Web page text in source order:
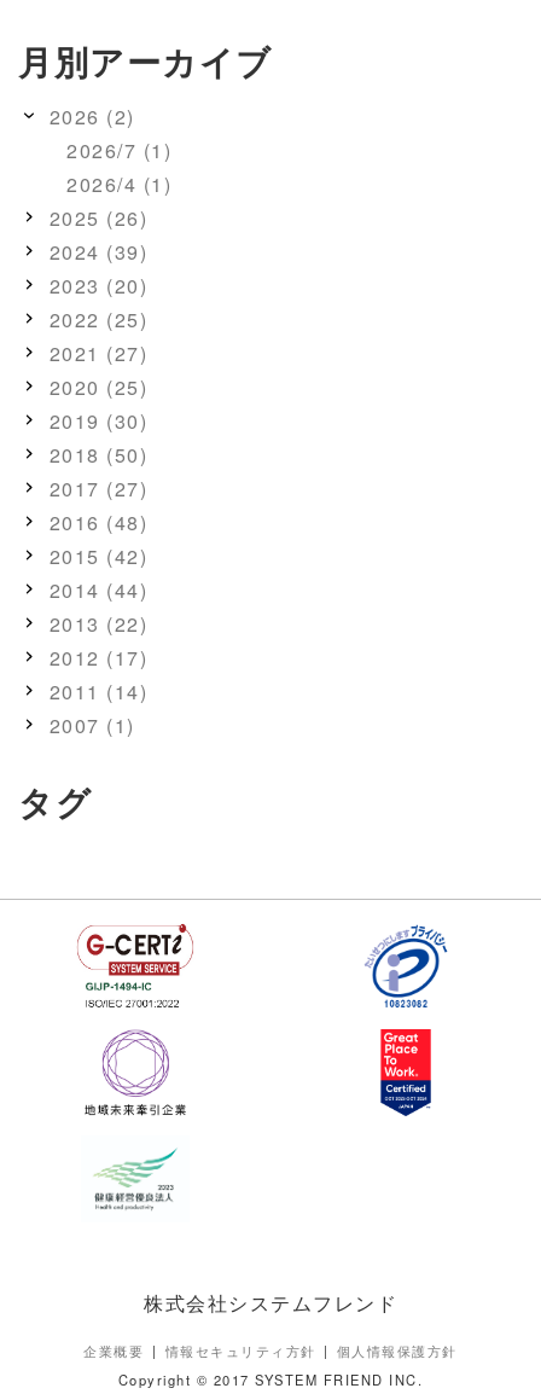
月別アーカイブ
2026 (2)
2026/7 (1)
2026/4 (1)
2025 (26)
2024 (39)
2023 (20)
2022 (25)
2021 (27)
2020 (25)
2019 (30)
2018 (50)
2017 (27)
2016 (48)
2015 (42)
2014 (44)
2013 (22)
2012 (17)
2011 (14)
2007 (1)
タグ
株式会社システムフレンド
企業概要 情報セキュリティ方針
個人情報保護方針
Copyright © 2017 SYSTEM FRIEND INC.